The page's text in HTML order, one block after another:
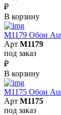
₽
В корзину
M1179 Обои
Арт M1179
под заказ
₽
В корзину
M1175 Обои
Арт M1175
под заказ